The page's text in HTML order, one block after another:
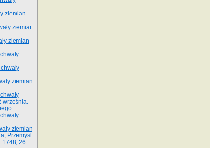
ziemian
ziemian
ziemian
ziemian
września,
ziemian
Przemyśl.
1748, 26